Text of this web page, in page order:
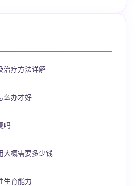
治疗方法详解
么办才好
吗
大概需要多少钱
生育能力